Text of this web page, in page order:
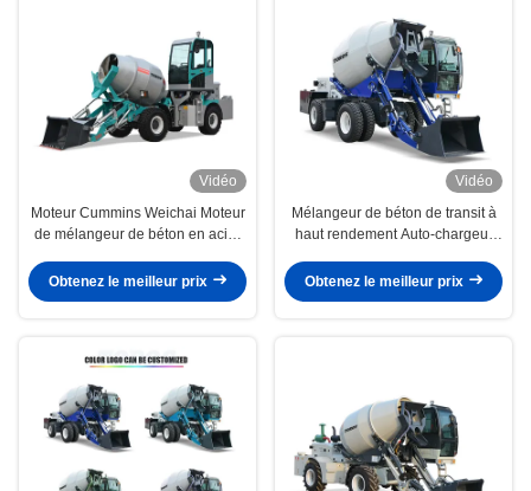
Vidéo
Moteur Cummins Weichai Moteur
de mélangeur de béton en acier
Obtenez le meilleur prix
Vidéo
Mélangeur de béton de transit à
haut rendement Auto-chargeur
de béton
Obtenez le meilleur prix